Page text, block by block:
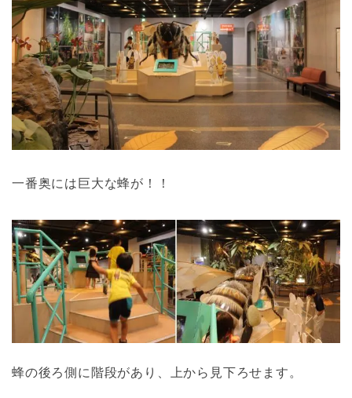
一番奥には巨大な蜂が！！
蜂の後ろ側に階段があり、上から見下ろせます。